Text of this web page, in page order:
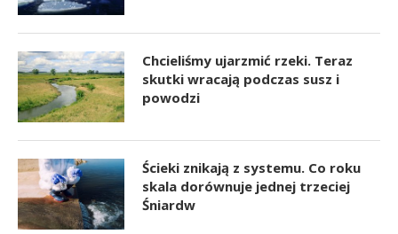
Chcieliśmy ujarzmić rzeki. Teraz
skutki wracają podczas susz i
powodzi
Ścieki znikają z systemu. Co roku
skala dorównuje jednej trzeciej
Śniardw